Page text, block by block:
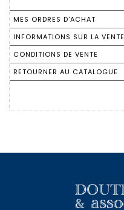
MES ORDRES D'ACHAT
INFORMATIONS SUR LA VENTE
CONDITIONS DE VENTE
RETOURNER AU CATALOGUE